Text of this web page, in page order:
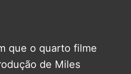
que o quarto filme
de Miles